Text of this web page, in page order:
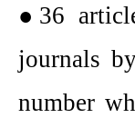
● 36
journals
number